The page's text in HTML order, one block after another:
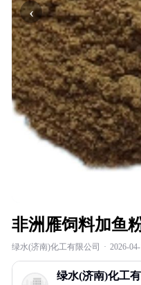
‹
非洲雁饲料加鱼
绿水(济南)化工有限公司 · 2026-
绿水(济南)化工